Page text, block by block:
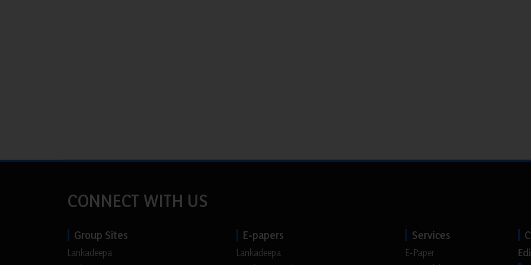
CONNECT WITH US
Group Sites
Lankadeepa
E-papers
Lankadeepa
Services
E-Paper